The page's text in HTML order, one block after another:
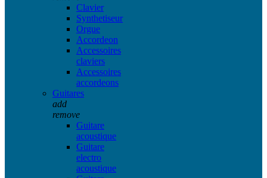
Clavier
Synthetiseur
Orgue
Accordeon
Accessoires
claviers
Accessoires
accordeons
Guitares
add
remove
Guitare
acoustique
Guitare
electro
acoustique